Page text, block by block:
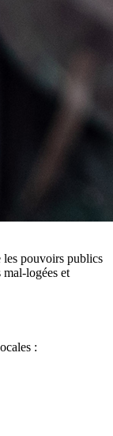
pouvoirs publics
logées et
: